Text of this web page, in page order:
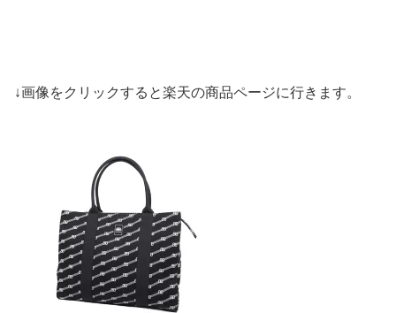
↓画像をクリックすると楽天の商品ページに行きます。